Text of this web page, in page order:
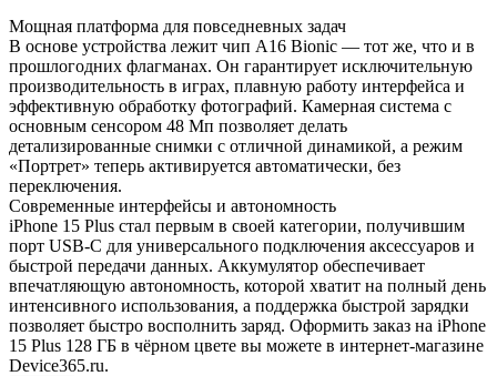
Мощная платформа для повседневных задач
В основе устройства лежит чип A16 Bionic — тот же, что и в
прошлогодних флагманах. Он гарантирует исключительную
производительность в играх, плавную работу интерфейса и
эффективную обработку фотографий. Камерная система с
основным сенсором 48 Мп позволяет делать
детализированные снимки с отличной динамикой, а режим
«Портрет» теперь активируется автоматически, без
переключения.
Современные интерфейсы и автономность
iPhone 15 Plus стал первым в своей категории, получившим
порт USB-C для универсального подключения аксессуаров и
быстрой передачи данных. Аккумулятор обеспечивает
впечатляющую автономность, которой хватит на полный день
интенсивного использования, а поддержка быстрой зарядки
позволяет быстро восполнить заряд. Оформить заказ на iPhone
15 Plus 128 ГБ в чёрном цвете вы можете в интернет-магазине
Device365.ru.